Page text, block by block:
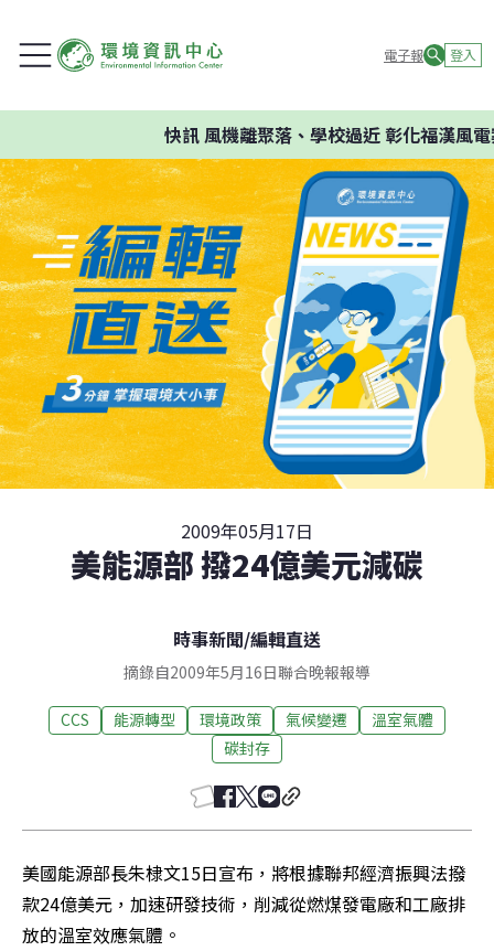
電子報 登入
快訊風機離聚落、學校過近 彰化福漢風電
2009年05月17日
美能源部 撥24億美元減碳
時事新聞/編輯直送
摘錄自2009年5月16日聯合晚報報導
CCS 能源轉型 環境政策 氣候變遷
溫室氣體
碳封存
美國能源部長朱棣文15日宣布，將根據聯邦經濟振興法撥
款24億美元，加速研發技術，削減從燃煤發電廠和工廠排
放的溫室效應氣體。